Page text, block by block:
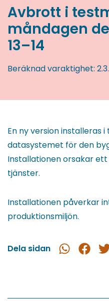
Avbrott i
måndagen
13–14
Beräknad varaktighet:
En ny version installeras
datasystemet för den
Installationen orsakar
tjänster.
Installationen påverkar
produktionsmiljön.
Dela sidan
Dela
Dela